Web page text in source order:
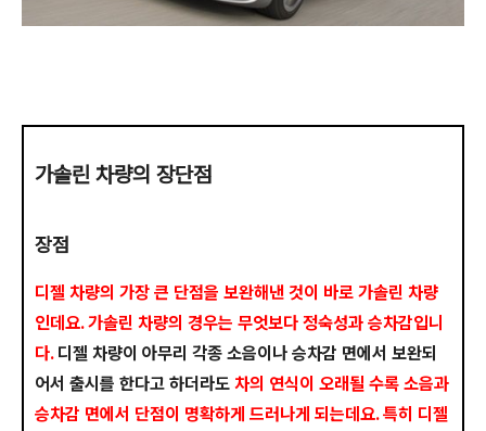
가솔린 차량의 장단점
장점
디젤 차량의 가장 큰 단점을 보완해낸 것이 바로 가솔린 차량
인데요. 가솔린 차량의 경우는 무엇보다 정숙성과 승차감입니
다.디젤 차량이 아무리 각종 소음이나 승차감 면에서 보완되
어서 출시를 한다고 하더라도 차의 연식이 오래될 수록 소음과
승차감 면에서 단점이 명확하게 드러나게 되는데요. 특히 디젤